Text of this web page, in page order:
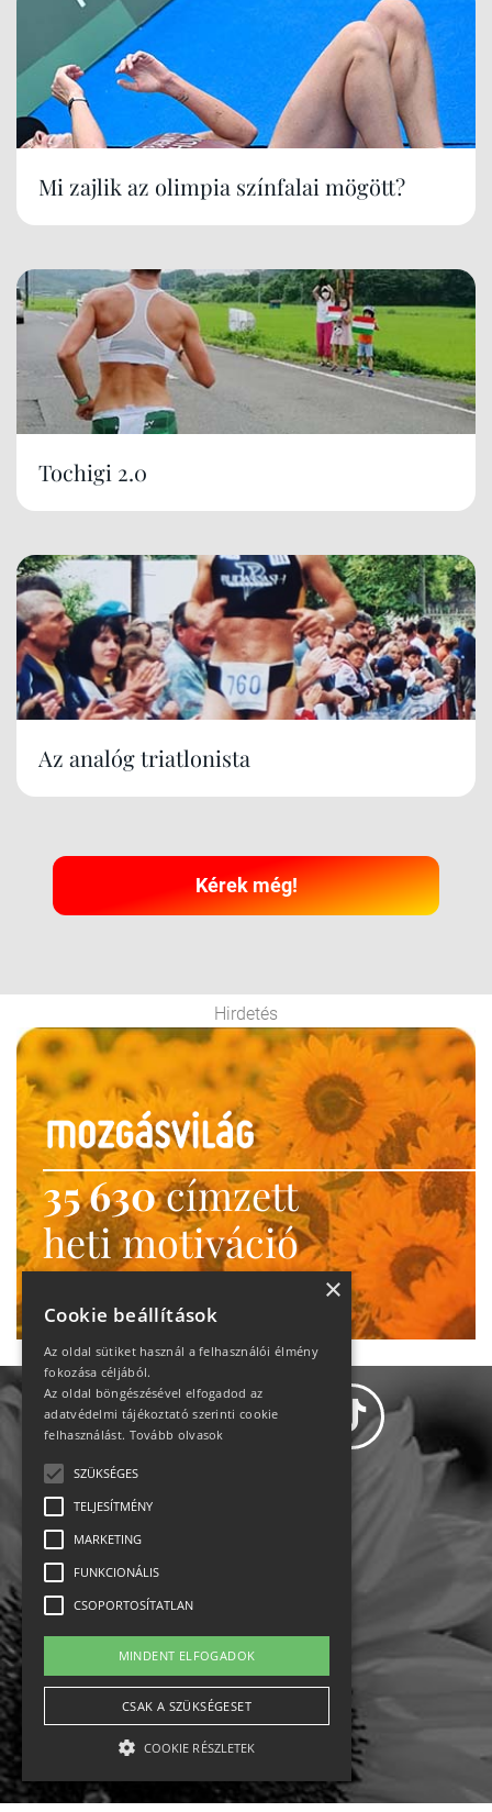
Mi zajlik az olimpia színfalai mögött?
Tochigi 2.0
Az analóg triatlonista
Kérek még!
Hirdetés
35 630címzett
heti motiváció
Ne maradj le!
Impresszum-kapcsolat
Jogi nyilatkozat
Rólunk
English
×
Cookie beállítások
Az oldal sütiket használ a felhasználói élmény
fokozása céljából.
Az oldal böngészésével elfogadod az
adatvédelmi tájékoztató szerinti cookie
felhasználást. Tovább olvasok
SZÜKSÉGES
TELJESÍTMÉNY
MARKETING
FUNKCIONÁLIS
CSOPORTOSÍTATLAN
MINDENT ELFOGADOK
CSAK A SZÜKSÉGESET
COOKIE RÉSZLETEK